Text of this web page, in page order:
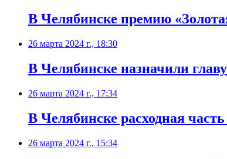
В Челябинске премию
26 марта 2024 г., 18:30
В Челябинске назначили
26 марта 2024 г., 17:34
В Челябинске расходная
26 марта 2024 г., 15:34